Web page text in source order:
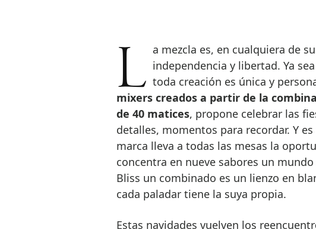
La mezcla es, en cualquiera de sus formas, un ejercicio de independencia y libertad. Ya
toda creación es única y
mixers creados a partir de la
de 40 matices, propone celebrar las
detalles, momentos para recordar. Y
marca lleva a todas las mesas la
concentra en nueve sabores un
Bliss un combinado es un lienzo en
cada paladar tiene la suya propia.
Estas navidades vuelven los